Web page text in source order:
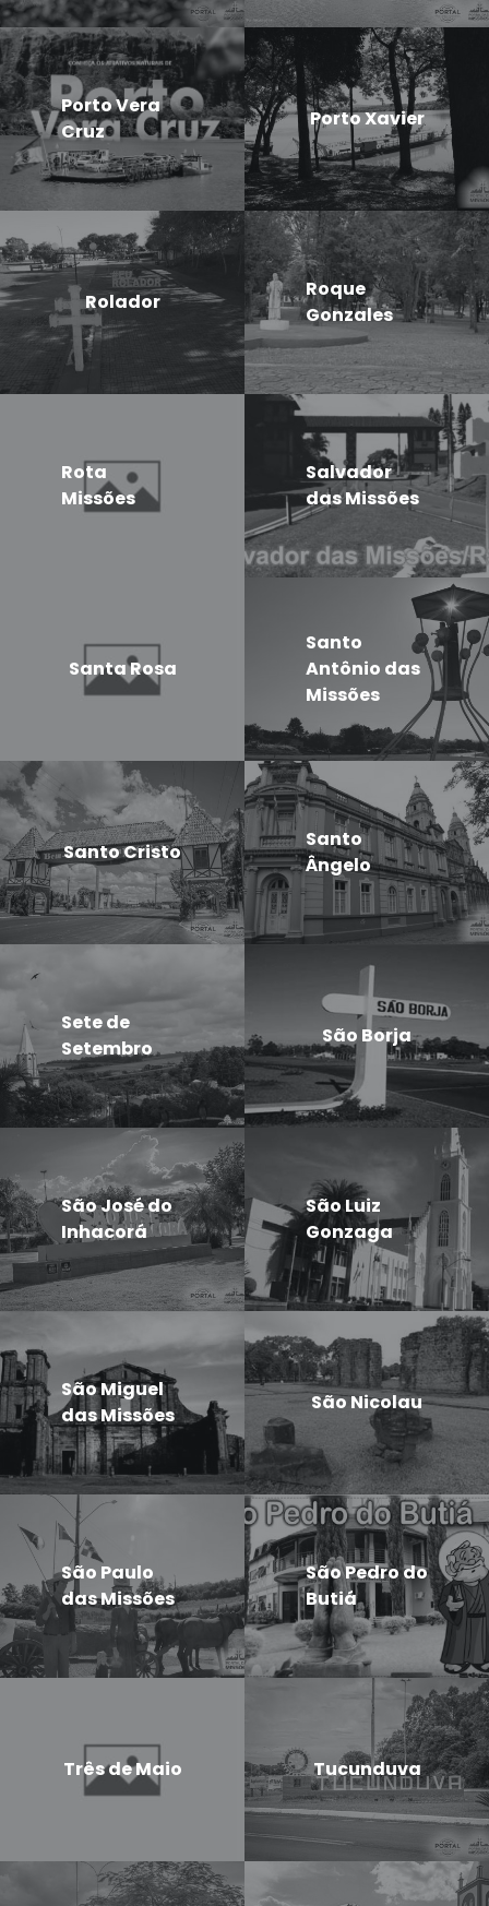
Porto Vera
Cruz
Porto Xavier
Rolador
Roque
Gonzales
Rota
Missões
Salvador
das Missões
Santa Rosa
Santo
Antônio das
Missões
Santo Cristo
Santo
Ângelo
Sete de
Setembro
São Borja
São José do
Inhacorá
São Luiz
Gonzaga
São Miguel
das Missões
São Nicolau
São Paulo
das Missões
São Pedro do
Butiá
Três de Maio Tucunduva